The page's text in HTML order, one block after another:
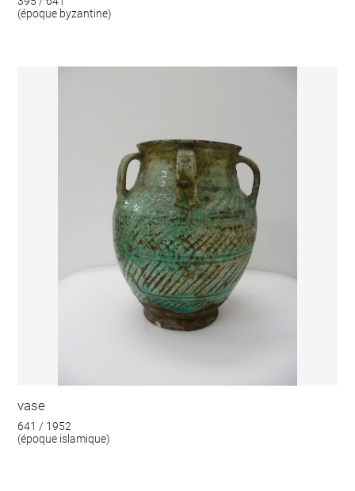
(époque byzantine)
vase
641 / 1952
(époque islamique)